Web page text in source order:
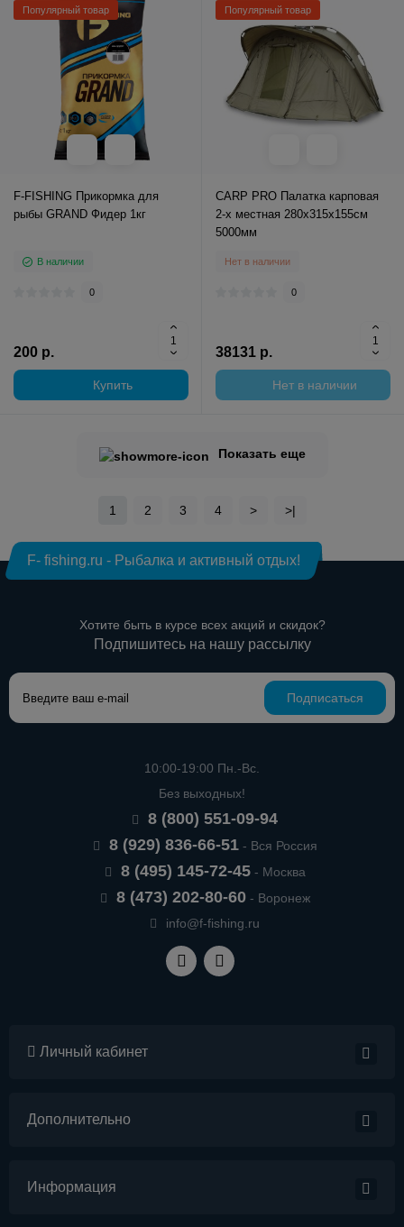
Популярный товар
F-FISHING Прикормка для
рыбы GRAND Фидер 1кг
В наличии
0
200 р.
Купить
Популярный товар
CARP PRO Палатка карповая
2-х местная 280x315x155cм
5000мм
Нет в наличии
0
38131 р.
Нет в наличии
Показать еще
1 2 3 4 > >|
F- fishing.ru - Рыбалка и активный отдых!
Хотите быть в курсе всех акций и скидок?
Подпишитесь на нашу рассылку
Подписаться
10:00-19:00 Пн.-Вс.
Без выходных!
8 (800) 551-09-94
8 (929) 836-66-51- Вся Россия
8 (495) 145-72-45- Москва
8 (473) 202-80-60- Воронеж
info@f-fishing.ru
Личный кабинет
Дополнительно
Информация